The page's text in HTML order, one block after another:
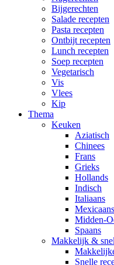
Bijgerechten
Salade recepten
Pasta recepten
Ontbijt recepten
Lunch recepten
Soep recepten
Vegetarisch
Vis
Vlees
Kip
Thema
Keuken
Aziatisch
Chinees
Frans
Grieks
Hollands
Indisch
Italiaans
Mexicaans
Midden-
Spaans
Makkelijk & snel
Snelle